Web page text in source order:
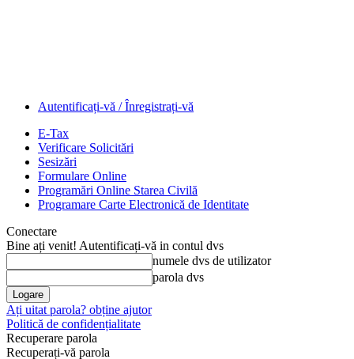
Autentificați-vă / Înregistrați-vă
E-Tax
Verificare Solicitări
Sesizări
Formulare Online
Programări Online Starea Civilă
Programare Carte Electronică de Identitate
Conectare
Bine ați venit! Autentificați-vă in contul dvs
numele dvs de utilizator
parola dvs
Ați uitat parola? obține ajutor
Politică de confidențialitate
Recuperare parola
Recuperați-vă parola